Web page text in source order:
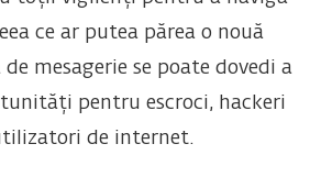
ce ar putea părea o nouă
mesagerie se poate dovedi a
pentru escroci, hackeri
de internet.